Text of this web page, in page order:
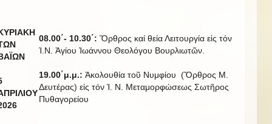
26
08.00΄- 10.30΄: Ὄρθρος καί θεία Λειτουργία εἰς τόν
Ἱ.Ν. Ἁγίου Ἰωάννου Θεολόγου Βουρλιωτῶν.
19.00΄μ.μ.: Ἀκολουθία τοῦ Νυμφίου (Ὄρθρος Μ.
Δευτέρας) εἰς τόν Ἱ. Ν. Μεταμορφώσεως Σωτῆρος
Πυθαγορείου